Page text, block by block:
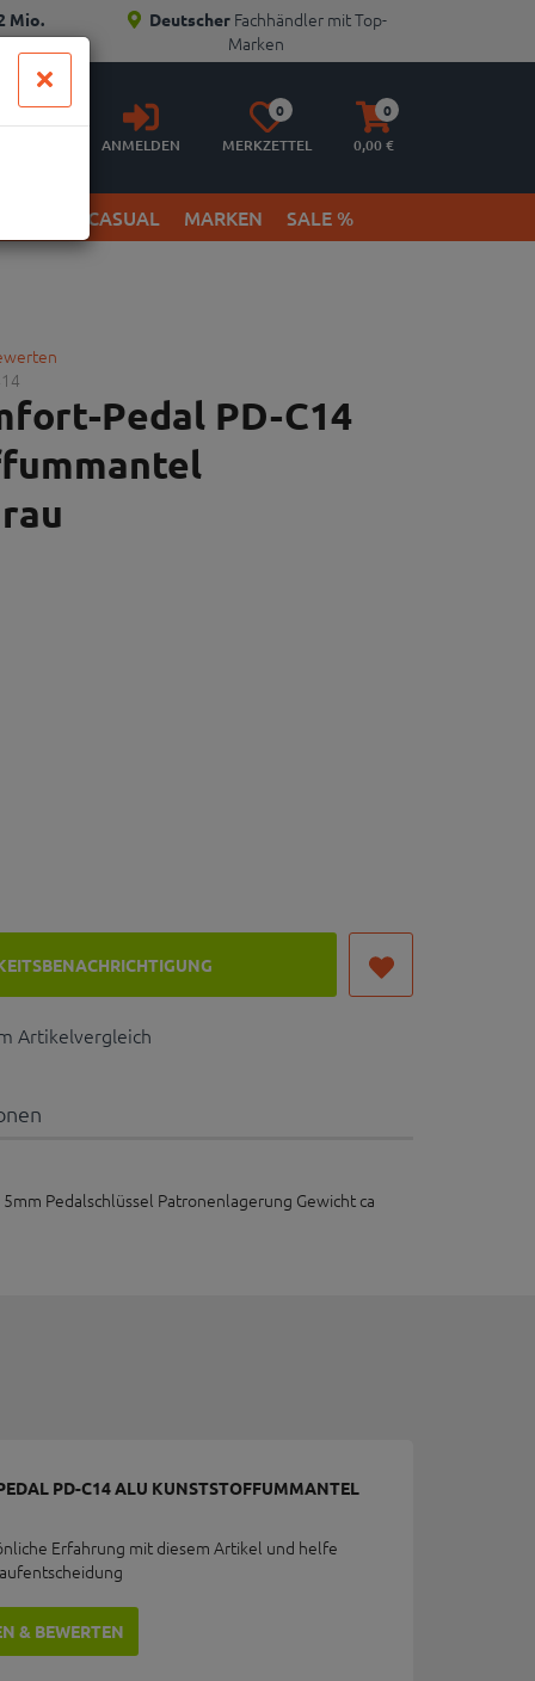
Mio. Deutscher Fachhändler mit Top-
Marken
Anmelden
ANMELDEN
Merkzettel
aufklappen
0
MERKZETTEL
Warenkorb
aufklappen
0
0,00 €
& CASUAL MARKEN SALE %
Pedal PD-C14
Artikelvergleich
Pedalschlüssel Patronenlagerung Gewicht ca
PD-C14 ALU KUNSTSTOFFUMMANTEL
Erfahrung mit diesem Artikel und helfe
& BEWERTEN